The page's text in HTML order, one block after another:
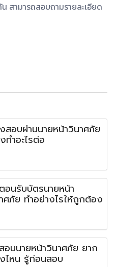
สามารถสอบถามรายละเอียด
สอบผ่านนายหน้าวินาศภัย
ทำอะไรต่อ
อนรับบัตรนายหน้า
ศภัย ทำอย่างไรให้ถูกต้อง
อบนายหน้าวินาศภัย ยาก
ไหน รู้ก่อนสอบ